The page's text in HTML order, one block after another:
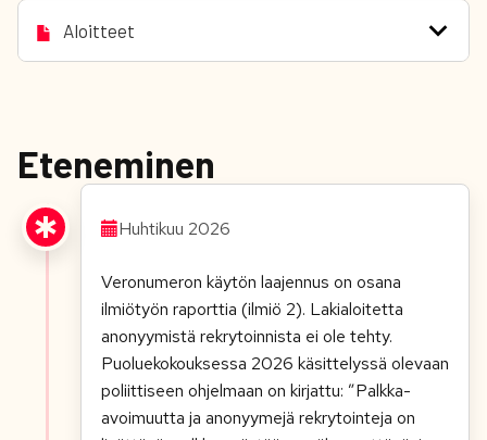
Aloitteet
Eteneminen
Huhtikuu 2026
Veronumeron käytön laajennus on osana
ilmiötyön raporttia (ilmiö 2). Lakialoitetta
anonyymistä rekrytoinnista ei ole tehty.
Puoluekokouksessa 2026 käsittelyssä olevaan
poliittiseen ohjelmaan on kirjattu: ”Palkka-
avoimuutta ja anonyymejä rekrytointeja on